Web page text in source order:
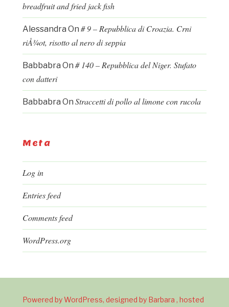
breadfruit and fried jack fish
Alessandra On # 9 – Repubblica di Croazia. Crni
riÅ¾ot, risotto al nero di seppia
Babbabra On # 140 – Repubblica del Niger. Stufato
con datteri
Babbabra On Straccetti di pollo al limone con rucola
Meta
Log in
Entries feed
Comments feed
WordPress.org
Powered by WordPress, designed by Barbara , hosted